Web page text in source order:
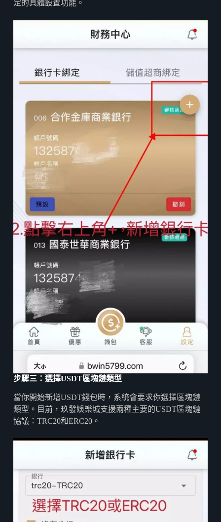
定的具體設置功能。
步驟三：選擇USDT區塊鏈類型
當你開始新增USDT錢包時，系統會要求你選擇區塊鏈
類型。目前，玖發娛樂城支援兩種主要的USDT區塊鏈
協議：TRC20和ERC20。